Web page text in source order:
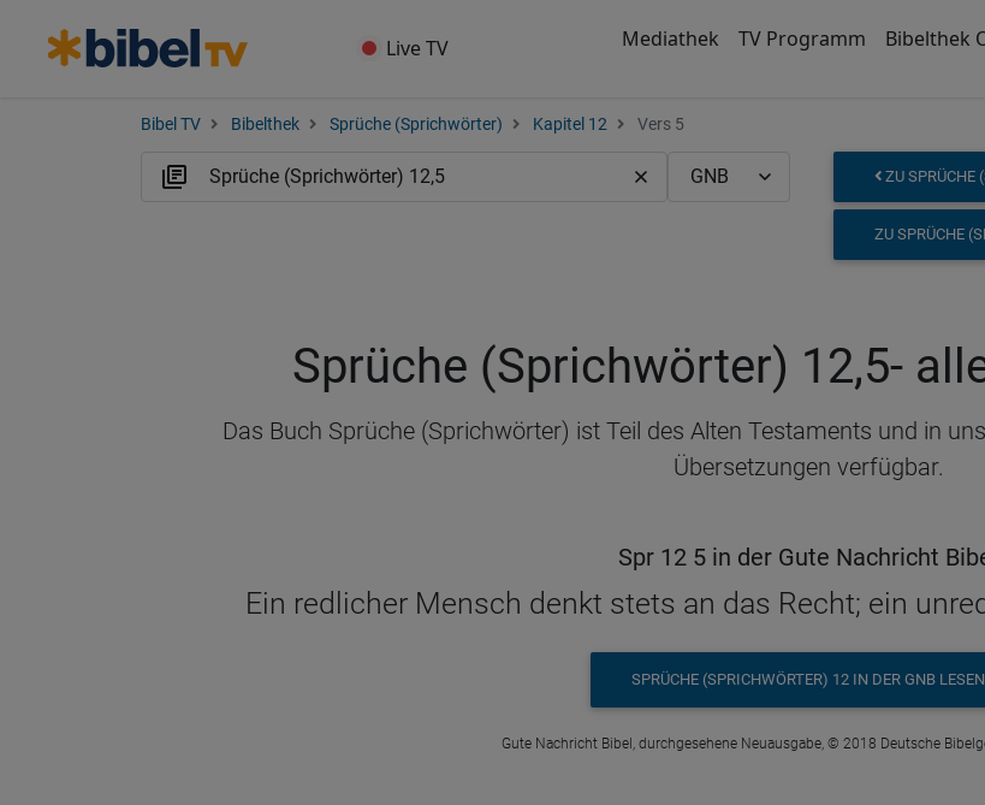
Live TV Mediathek TV Programm Bibelthek
Bibel TV Bibelthek Sprüche (Sprichwörter) Kapitel 12 Vers 5
ZU SPRÜCHE
ZU SPRÜCHE
Sprüche (Sprichwörter) 12,5-
Das Buch Sprüche (Sprichwörter) ist Teil des Alten Testaments und in
Übersetzungen verfügbar.
Spr 12 5 in der Gute Nachricht
Ein redlicher Mensch denkt stets an das Recht; ein
SPRÜCHE (SPRICHWÖRTER) 12 IN DER GNB LESEN
Gute Nachricht Bibel, durchgesehene Neuausgabe, © 2018 Deutsche